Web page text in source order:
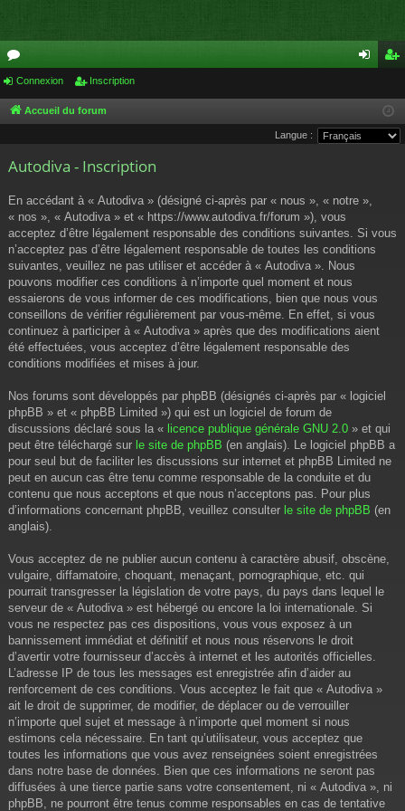
or
u
s
cri
pti
Connexion Inscription
Accueil du forum
Langue :
Autodiva - Inscription
En accédant à « Autodiva » (désigné ci-après par « nous », « notre »,
« nos », « Autodiva » et « https://www.autodiva.fr/forum »), vous
acceptez d’être légalement responsable des conditions suivantes. Si vous
n’acceptez pas d’être légalement responsable de toutes les conditions
suivantes, veuillez ne pas utiliser et accéder à « Autodiva ». Nous
pouvons modifier ces conditions à n’importe quel moment et nous
essaierons de vous informer de ces modifications, bien que nous vous
conseillons de vérifier régulièrement par vous-même. En effet, si vous
continuez à participer à « Autodiva » après que des modifications aient
été effectuées, vous acceptez d’être légalement responsable des
conditions modifiées et mises à jour.
Nos forums sont développés par phpBB (désignés ci-après par « logiciel
phpBB » et « phpBB Limited ») qui est un logiciel de forum de
discussions déclaré sous la « licence publique générale GNU 2.0 » et qui
peut être téléchargé sur le site de phpBB (en anglais). Le logiciel phpBB a
pour seul but de faciliter les discussions sur internet et phpBB Limited ne
peut en aucun cas être tenu comme responsable de la conduite et du
contenu que nous acceptons et que nous n’acceptons pas. Pour plus
d’informations concernant phpBB, veuillez consulter le site de phpBB (en
anglais).
Vous acceptez de ne publier aucun contenu à caractère abusif, obscène,
vulgaire, diffamatoire, choquant, menaçant, pornographique, etc. qui
pourrait transgresser la législation de votre pays, du pays dans lequel le
serveur de « Autodiva » est hébergé ou encore la loi internationale. Si
vous ne respectez pas ces dispositions, vous vous exposez à un
bannissement immédiat et définitif et nous nous réservons le droit
d’avertir votre fournisseur d’accès à internet et les autorités officielles.
L’adresse IP de tous les messages est enregistrée afin d’aider au
renforcement de ces conditions. Vous acceptez le fait que « Autodiva »
ait le droit de supprimer, de modifier, de déplacer ou de verrouiller
n’importe quel sujet et message à n’importe quel moment si nous
estimons cela nécessaire. En tant qu’utilisateur, vous acceptez que
toutes les informations que vous avez renseignées soient enregistrées
dans notre base de données. Bien que ces informations ne seront pas
diffusées à une tierce partie sans votre consentement, ni « Autodiva », ni
phpBB, ne pourront être tenus comme responsables en cas de tentative